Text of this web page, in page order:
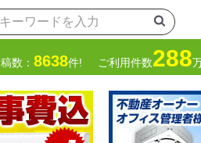
数： 8638件! ご利用件数288